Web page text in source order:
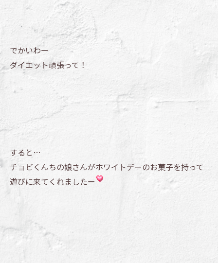
でかいわー
ダイエット頑張って！
すると…
チョビくんちの娘さんがホワイトデーのお菓子を持って
遊びに来てくれましたー